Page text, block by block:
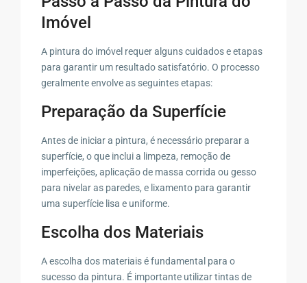
Imóvel
A pintura do imóvel requer alguns cuidados e etapas
para garantir um resultado satisfatório. O processo
geralmente envolve as seguintes etapas:
Preparação da Superfície
Antes de iniciar a pintura, é necessário preparar a
superfície, o que inclui a limpeza, remoção de
imperfeições, aplicação de massa corrida ou gesso
para nivelar as paredes, e lixamento para garantir
uma superfície lisa e uniforme.
Escolha dos Materiais
A escolha dos materiais é fundamental para o
sucesso da pintura. É importante utilizar tintas de